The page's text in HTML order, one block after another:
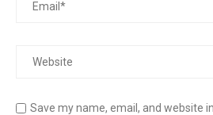
Save my name, email, and website